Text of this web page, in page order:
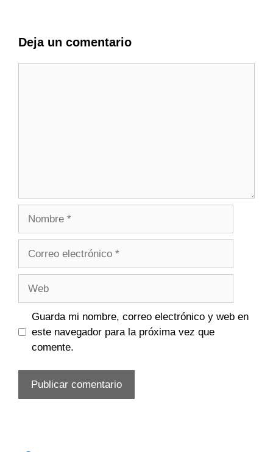
Deja un comentario
Guarda mi nombre, correo electrónico y web en
este navegador para la próxima vez que
comente.